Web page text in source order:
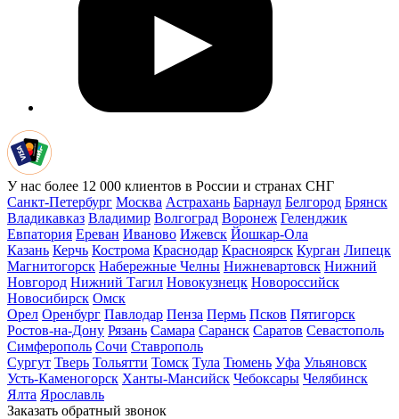
У нас более 12 000 клиентов в России и странах СНГ
Санкт-Петербург Москва Астрахань Барнаул Белгород Брянск
Владикавказ Владимир Волгоград Воронеж Геленджик
Евпатория Ереван Иваново Ижевск Йошкар-Ола
Казань Керчь Кострома Краснодар Красноярск Курган Липецк
Магнитогорск Набережные Челны Нижневартовск Нижний
Новгород Нижний Тагил Новокузнецк Новороссийск
Новосибирск Омск
Орел Оренбург Павлодар Пенза Пермь Псков Пятигорск
Ростов-на-Дону Рязань Самара Саранск Саратов Севастополь
Симферополь Сочи Ставрополь
Сургут Тверь Тольятти Томск Тула Тюмень Уфа Ульяновск
Усть-Каменогорск Ханты-Мансийск Чебоксары Челябинск
Ялта Ярославль
Заказать обратный звонок